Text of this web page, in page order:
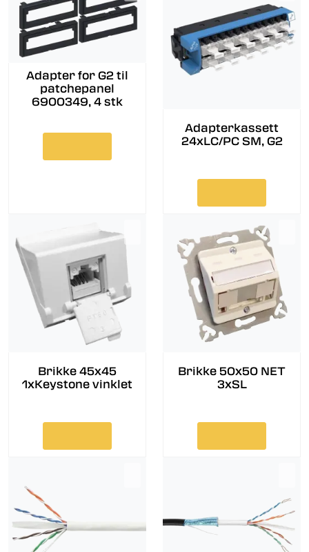
Adapter for G2 til
patchepanel
6900349, 4 stk
Adapterkassett
24xLC/PC SM, G2
Brikke 45x45
1xKeystone vinklet
Brikke 50x50 NET
3xSL